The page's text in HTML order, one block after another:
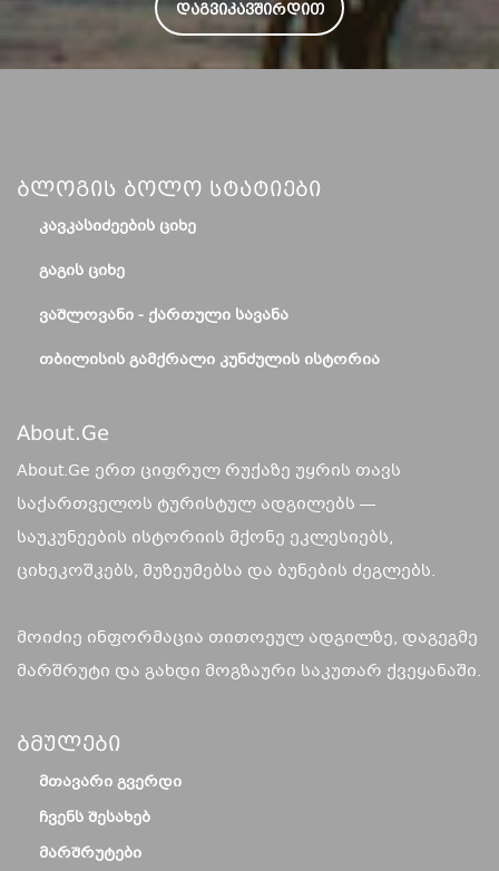
ᲓᲐᲒᲕᲘᲙᲐᲕᲨᲘᲠᲓᲘᲗ
Ბლოგის Ბოლო Სტატიები
ᲙᲐᲕᲙᲐᲡᲘᲫᲔᲔᲑᲘᲡ ᲪᲘᲮᲔ
ᲒᲐᲒᲘᲡ ᲪᲘᲮᲔ
ᲕᲐᲨᲚᲝᲕᲐᲜᲘ - ᲥᲐᲠᲗᲣᲚᲘ ᲡᲐᲕᲐᲜᲐ
ᲗᲑᲘᲚᲘᲡᲘᲡ ᲒᲐᲛᲥᲠᲐᲚᲘ ᲙᲣᲜᲫᲣᲚᲘᲡ ᲘᲡᲢᲝᲠᲘᲐ
About.ge
About.Ge ერთ ციფრულ რუქაზე უყრის თავს
საქართველოს ტურისტულ ადგილებს —
საუკუნეების ისტორიის მქონე ეკლესიებს,
ციხეკოშკებს, მუზეუმებსა და ბუნების ძეგლებს.
მოიძიე ინფორმაცია თითოეულ ადგილზე, დაგეგმე
მარშრუტი და გახდი მოგზაური საკუთარ ქვეყანაში.
Ბმულები
ᲛᲗᲐᲕᲐᲠᲘ ᲒᲕᲔᲠᲓᲘ
ᲩᲕᲔᲜᲡ ᲨᲔᲡᲐᲮᲔᲑ
ᲛᲐᲠᲨᲠᲣᲢᲔᲑᲘ